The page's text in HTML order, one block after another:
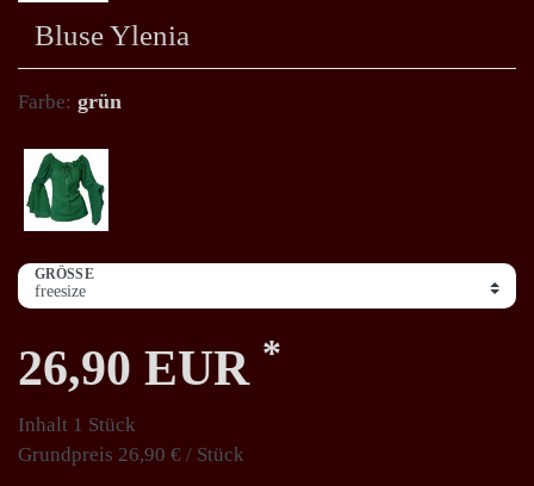
Bluse Ylenia
Farbe: grün
GRÖSSE
26,90 EUR *
Inhalt 1 Stück
Grundpreis 26,90 € / Stück